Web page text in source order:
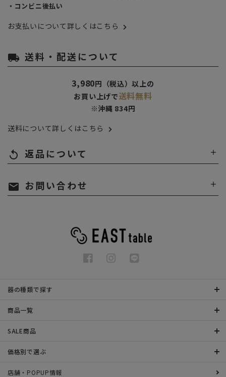
・コンビニ後払い
お支払いについて詳しくはこちら
local_shipping 送料・配送について
3,980円（税込）以上の
お買い上げで送料無料
※沖縄 834円
送料について詳しくはこちら
replay 返品について
mail お問い合わせ
器の種類で探す
商品一覧
SALE商品
価格別で選ぶ
店舗・POPUP情報